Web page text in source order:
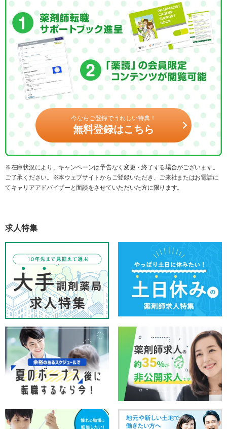
今ならご登録でうれしい特典！
無料登録はこちら
※在庫状況により、キャンペーンは予告なく変更・終了する場合がございます。
ご了承ください。※本ウェブサイトからご登録いただき、ご来社またはお電話に
てキャリアアドバイザーと面談をさせていただいた方に限ります。
求人特集